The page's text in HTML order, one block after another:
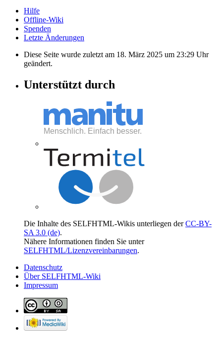
Hilfe
Offline-Wiki
Spenden
Letzte Änderungen
Diese Seite wurde zuletzt am 18. März 2025 um 23:29 Uhr
geändert.
Unterstützt durch
Die Inhalte des SELFHTML-Wikis unterliegen derCC-BY-
SA 3.0 (de).
Nähere Informationen finden Sie unter
SELFHTML/Lizenzvereinbarungen.
Datenschutz
Über SELFHTML-Wiki
Impressum